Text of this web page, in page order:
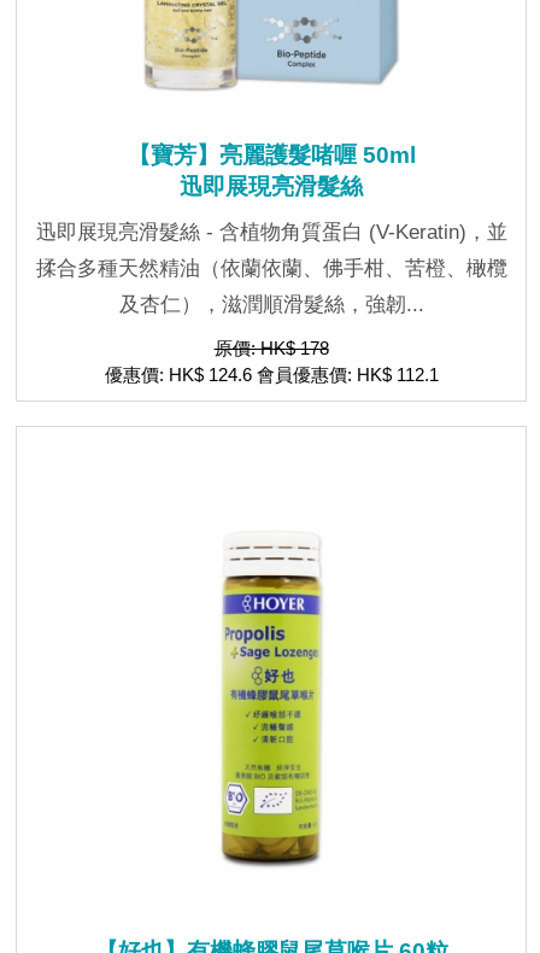
【寶芳】亮麗護髮啫喱 50ml
迅即展現亮滑髮絲
迅即展現亮滑髮絲 - 含植物角質蛋白 (V-Keratin)，並
揉合多種天然精油（依蘭依蘭、佛手柑、苦橙、橄欖
及杏仁），滋潤順滑髮絲，強韌...
原價: HK$ 178
優惠價: HK$ 124.6 會員優惠價: HK$ 112.1